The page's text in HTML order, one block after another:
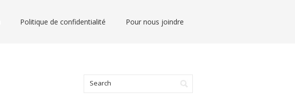
Politique de confidentialité Pour nous joindre